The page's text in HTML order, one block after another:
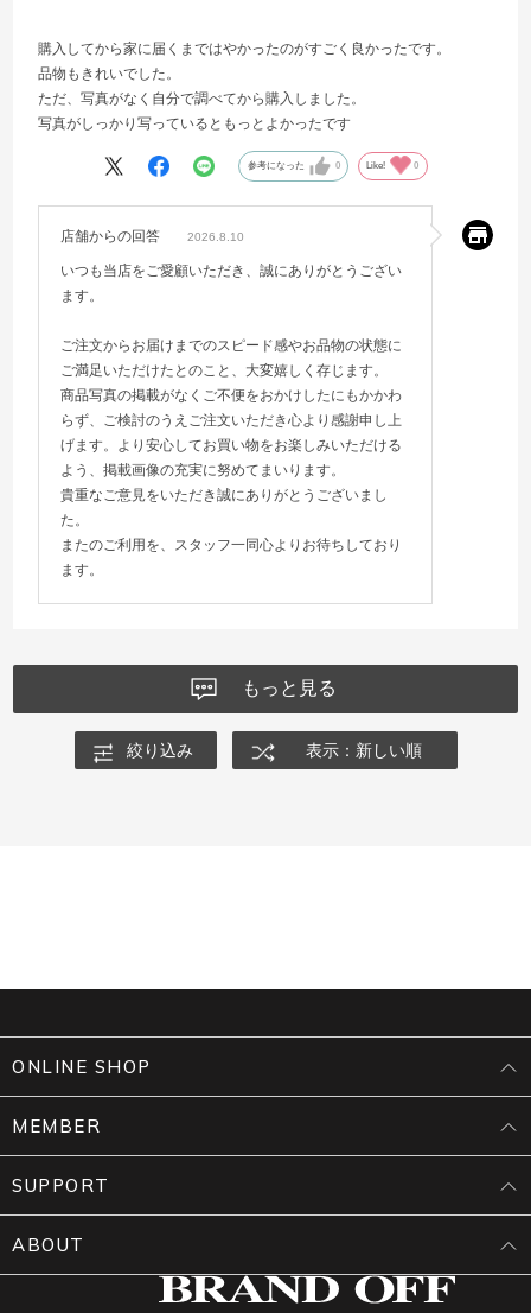
購入してから家に届くまではやかったのがすごく良かったです。
品物もきれいでした。
ただ、写真がなく自分で調べてから購入しました。
写真がしっかり写っているともっとよかったです
参考になった 0 Like! 0
店舗からの回答 2026.8.10
いつも当店をご愛顧いただき、誠にありがとうござい
ます。
ご注文からお届けまでのスピード感やお品物の状態に
ご満足いただけたとのこと、大変嬉しく存じます。
商品写真の掲載がなくご不便をおかけしたにもかかわ
らず、ご検討のうえご注文いただき心より感謝申し上
げます。より安心してお買い物をお楽しみいただける
よう、掲載画像の充実に努めてまいります。
貴重なご意見をいただき誠にありがとうございまし
た。
またのご利用を、スタッフ一同心よりお待ちしており
ます。
もっと見る
絞り込み 表示：新しい順
ONLINE SHOP
MEMBER
SUPPORT
ABOUT